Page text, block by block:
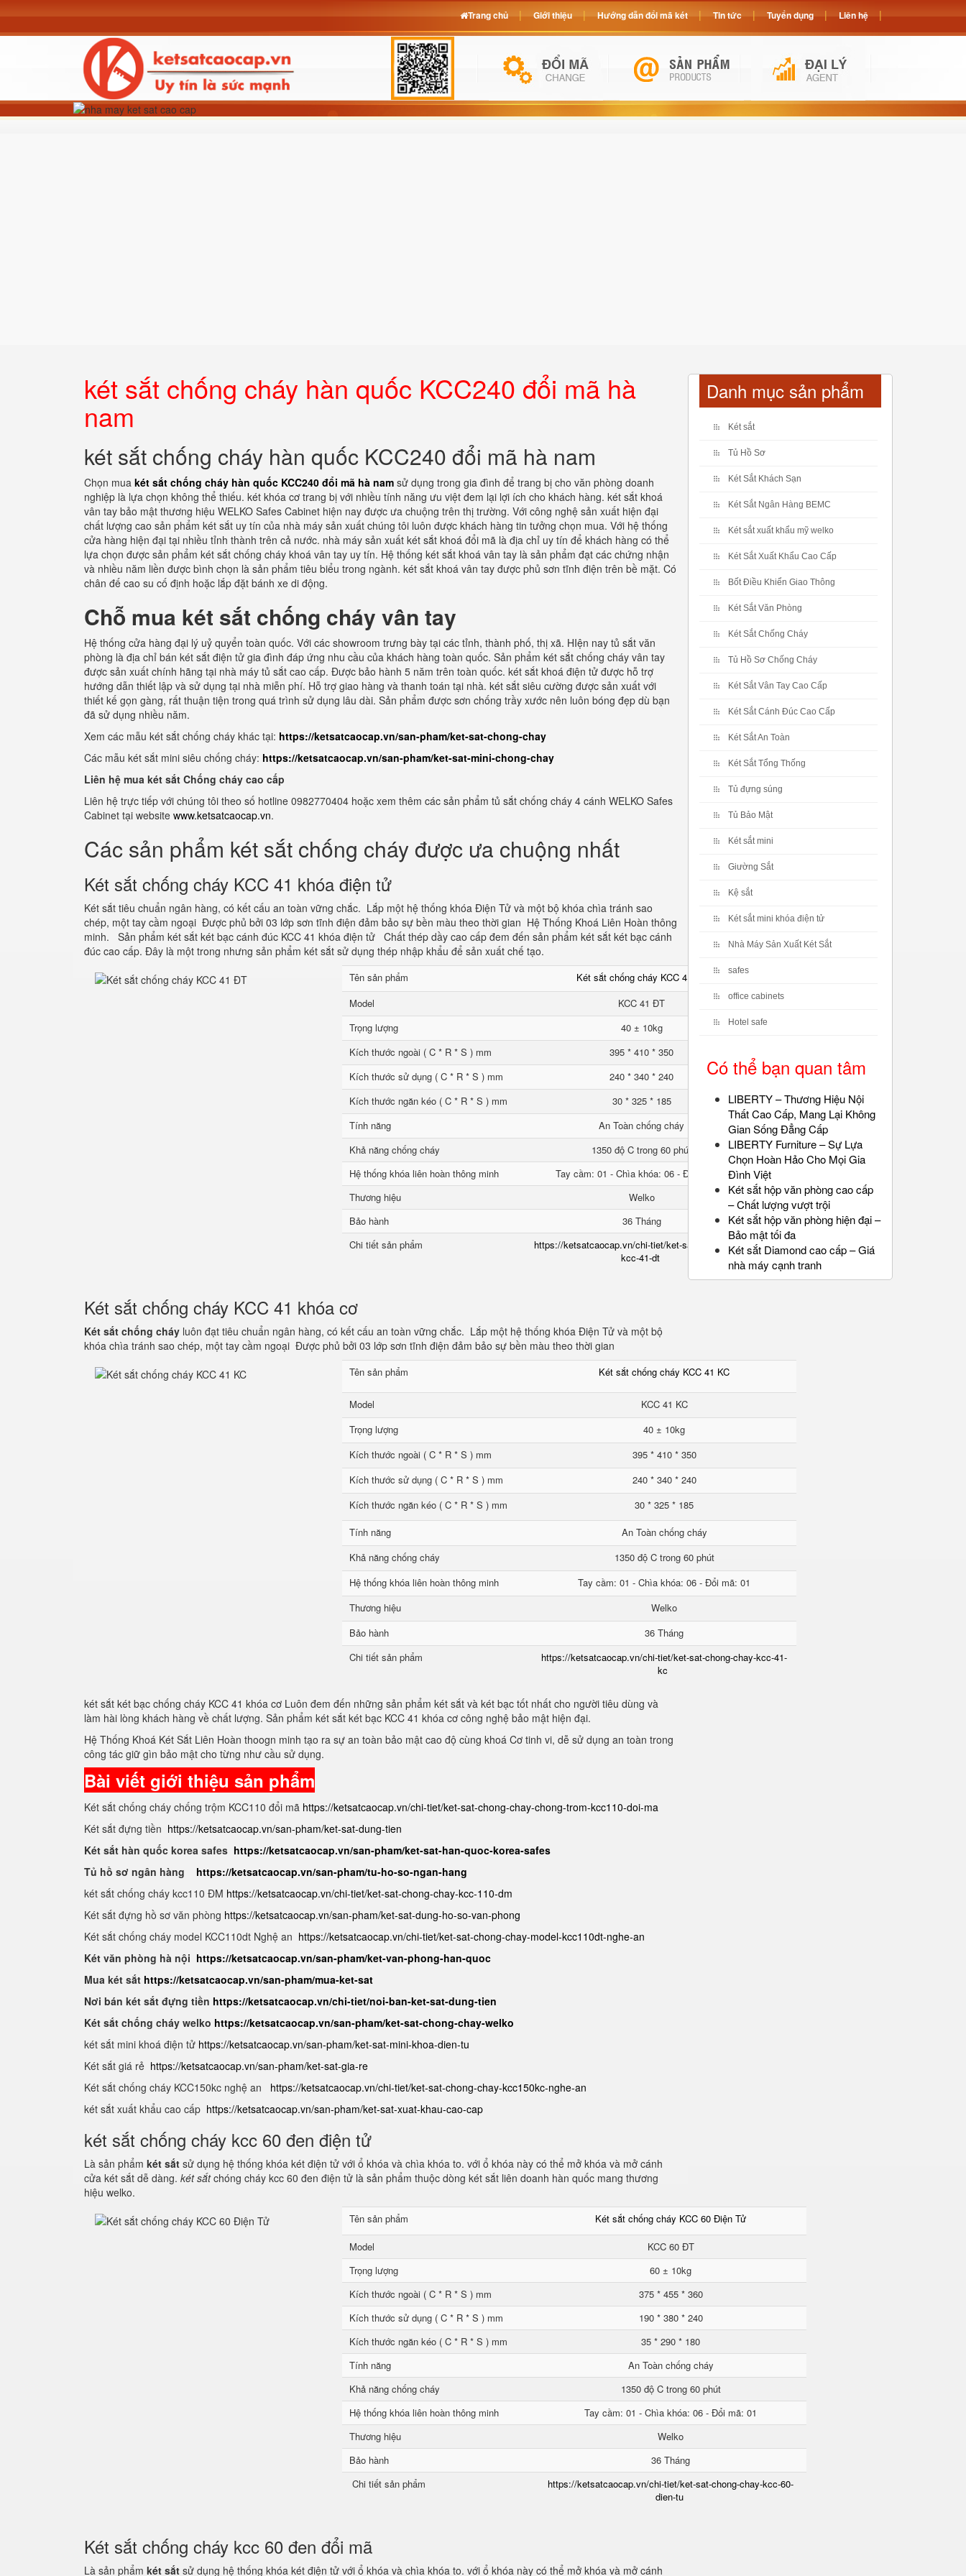
két sắt chống cháy hàn quốc KCC240 đổi mã hà
nam
két sắt chống cháy hàn quốc KCC240 đổi mã hà nam
Chọn mua két sắt chống cháy hàn quốc KCC240 đổi mã hà nam sử dụng trong gia đình để trang bị cho văn phòng doanh
nghiệp là lựa chọn không thể thiếu. két khóa cơ trang bị với nhiều tính năng ưu việt đem lại lợi ích cho khách hàng. két sắt khoá
vân tay bảo mật thương hiệu WELKO Safes Cabinet hiện nay được ưa chuộng trên thị trường. Với công nghệ sản xuất hiện đại
chất lượng cao sản phẩm két sắt uy tín của nhà máy sản xuất chúng tôi luôn được khách hàng tin tưởng chọn mua. Với hệ thống
cửa hàng hiện đại tại nhiều tỉnh thành trên cả nước. nhà máy sản xuất két sắt khoá đổi mã là địa chỉ uy tín để khách hàng có thể
lựa chọn được sản phẩm két sắt chống cháy khoá vân tay uy tín. Hệ thống két sắt khoá vân tay là sản phẩm đạt các chứng nhận
và nhiều năm liền được bình chọn là sản phẩm tiêu biểu trong ngành. két sắt khoá vân tay được phủ sơn tĩnh điện trên bề mặt. Có
chân đế cao su cố định hoặc lắp đặt bánh xe di động.
Chỗ mua két sắt chống cháy vân tay
Hệ thống cửa hàng đại lý uỷ quyển toàn quốc. Với các showroom trưng bày tại các tỉnh, thành phố, thị xã. HIện nay tủ sắt văn
phòng là địa chỉ bán két sắt điện tử gia đình đáp ứng nhu cầu của khách hàng toàn quốc. Sản phẩm két sắt chống cháy vân tay
được sản xuất chính hãng tại nhà máy tủ sắt cao cấp. Được bảo hành 5 năm trên toàn quốc. két sắt khoá điện tử được hỗ trợ
hướng dẫn thiết lập và sử dụng tại nhà miễn phí. Hỗ trợ giao hàng và thanh toán tại nhà. két sắt siêu cường được sản xuất với
thiết kế gọn gàng, rất thuận tiện trong quá trình sử dụng lâu dài. Sản phẩm được sơn chống trầy xước nên luôn bóng đẹp dù bạn
đã sử dụng nhiều năm.
Xem các mẫu két sắt chống cháy khác tại: https://ketsatcaocap.vn/san-pham/ket-sat-chong-chay
Các mẫu két sắt mini siêu chống cháy: https://ketsatcaocap.vn/san-pham/ket-sat-mini-chong-chay
Liên hệ mua két sắt Chống cháy cao cấp
Liên hệ trực tiếp với chúng tôi theo số hotline 0982770404 hoặc xem thêm các sản phẩm tủ sắt chống cháy 4 cánh WELKO Safes
Cabinet tại website www.ketsatcaocap.vn.
Các sản phẩm két sắt chống cháy được ưa chuộng nhất
Két sắt chống cháy KCC 41 khóa điện tử
Két sắt tiêu chuẩn ngân hàng, có kết cấu an toàn vững chắc. Lắp một hệ thống khóa Điện Tử và một bộ khóa chìa tránh sao
chép, một tay cầm ngoại Được phủ bởi 03 lớp sơn tĩnh điện đảm bảo sự bền màu theo thời gian Hệ Thống Khoá Liên Hoàn thông
minh. Sản phẩm két sắt két bạc cánh đúc KCC 41 khóa điện tử Chất thép dầy cao cấp đem đến sản phẩm két sắt két bạc cánh
đúc cao cấp. Đây là một trong nhưng sản phẩm két sắt sử dụng thép nhập khẩu để sản xuất chế tạo.
Tên sản phẩm
Két sắt chống cháy KCC 41 ĐT
Model
KCC 41 ĐT
Trọng lượng
40 ± 10kg
Kích thước ngoài ( C * R * S ) mm
395 * 410 * 350
Kích thước sử dụng ( C * R * S ) mm
240 * 340 * 240
Kích thước ngăn kéo ( C * R * S ) mm
30 * 325 * 185
Tính năng
An Toàn chống cháy
Khả năng chống cháy
1350 độ C trong 60 phút
Hệ thống khóa liên hoàn thông minh
Tay cầm: 01 - Chìa khóa: 06 - Đổi mã: 01
Thương hiệu
Welko
Bảo hành
36 Tháng
Chi tiết sản phẩm
https://ketsatcaocap.vn/chi-tiet/ket-sat-chong-chay-
kcc-41-dt
Két sắt chống cháy KCC 41 khóa cơ
Két sắt chống cháy luôn đạt tiêu chuẩn ngân hàng, có kết cấu an toàn vững chắc. Lắp một hệ thống khóa Điện Tử và một bộ
khóa chìa tránh sao chép, một tay cầm ngoại Được phủ bởi 03 lớp sơn tĩnh điện đảm bảo sự bền màu theo thời gian
Tên sản phẩm Két sắt chống cháy KCC 41 KC
Model
KCC 41 KC
Trọng lượng
40 ± 10kg
Kích thước ngoài ( C * R * S ) mm
395 * 410 * 350
Kích thước sử dụng ( C * R * S ) mm
240 * 340 * 240
Kích thước ngăn kéo ( C * R * S ) mm
30 * 325 * 185
Tính năng
An Toàn chống cháy
Khả năng chống cháy
1350 độ C trong 60 phút
Hệ thống khóa liên hoàn thông minh
Tay cầm: 01 - Chìa khóa: 06 - Đổi mã: 01
Thương hiệu
Welko
Bảo hành
36 Tháng
Chi tiết sản phẩm
https://ketsatcaocap.vn/chi-tiet/ket-sat-chong-chay-kcc-41-
kc
két sắt két bạc chống cháy KCC 41 khóa cơ Luôn đem đến những sản phẩm két sắt và két bạc tốt nhất cho người tiêu dùng và
làm hài lòng khách hàng về chất lượng. Sản phẩm két sắt két bạc KCC 41 khóa cơ công nghệ bảo mật hiện đại.
Hệ Thống Khoá Két Sắt Liên Hoàn thoogn minh tạo ra sự an toàn bảo mật cao độ cùng khoá Cơ tinh vi, dễ sử dụng an toàn trong
công tác giữ gìn bảo mật cho từng như cầu sử dụng.
Bài viết giới thiệu sản phẩm
Két sắt chống cháy chống trộm KCC110 đổi mã https://ketsatcaocap.vn/chi-tiet/ket-sat-chong-chay-chong-trom-kcc110-doi-ma
Két sắt đựng tiền https://ketsatcaocap.vn/san-pham/ket-sat-dung-tien
Két sắt hàn quốc korea safes https://ketsatcaocap.vn/san-pham/ket-sat-han-quoc-korea-safes
Tủ hồ sơ ngân hàng https://ketsatcaocap.vn/san-pham/tu-ho-so-ngan-hang
két sắt chống cháy kcc110 ĐM https://ketsatcaocap.vn/chi-tiet/ket-sat-chong-chay-kcc-110-dm
Két sắt đựng hồ sơ văn phòng https://ketsatcaocap.vn/san-pham/ket-sat-dung-ho-so-van-phong
Két sắt chống cháy model KCC110dt Nghệ an https://ketsatcaocap.vn/chi-tiet/ket-sat-chong-chay-model-kcc110dt-nghe-an
Két văn phòng hà nội https://ketsatcaocap.vn/san-pham/ket-van-phong-han-quoc
Mua két sắt https://ketsatcaocap.vn/san-pham/mua-ket-sat
Nơi bán két sắt đựng tiền https://ketsatcaocap.vn/chi-tiet/noi-ban-ket-sat-dung-tien
Két sắt chống cháy welko https://ketsatcaocap.vn/san-pham/ket-sat-chong-chay-welko
két sắt mini khoá điện tử https://ketsatcaocap.vn/san-pham/ket-sat-mini-khoa-dien-tu
Két sắt giá rẻ https://ketsatcaocap.vn/san-pham/ket-sat-gia-re
Két sắt chống cháy KCC150kc nghệ an https://ketsatcaocap.vn/chi-tiet/ket-sat-chong-chay-kcc150kc-nghe-an
két sắt xuất khẩu cao cấp https://ketsatcaocap.vn/san-pham/ket-sat-xuat-khau-cao-cap
két sắt chống cháy kcc 60 đen điện tử
Là sản phẩm két sắt sử dụng hệ thống khóa két điện tử với ổ khóa và chìa khóa to. với ổ khóa này có thể mở khóa và mở cánh
cửa két sắt dễ dàng. két sắtchóng cháy kcc 60 đen điện tử là sản phẩm thuộc dòng két sắt liên doanh hàn quốc mang thương
hiệu welko.
Tên sản phẩm Két sắt chống cháy KCC 60 Điện Tử
Model
KCC 60 ĐT
Trọng lượng
60 ± 10kg
Kích thước ngoài ( C * R * S ) mm
375 * 455 * 360
Kích thước sử dụng ( C * R * S ) mm
190 * 380 * 240
Kích thước ngăn kéo ( C * R * S ) mm
35 * 290 * 180
Tính năng
An Toàn chống cháy
Khả năng chống cháy
1350 độ C trong 60 phút
Hệ thống khóa liên hoàn thông minh
Tay cầm: 01 - Chìa khóa: 06 - Đổi mã: 01
Thương hiệu
Welko
Bảo hành
36 Tháng
Chi tiết sản phẩm
https://ketsatcaocap.vn/chi-tiet/ket-sat-chong-chay-kcc-60-
dien-tu
Két sắt chống cháy kcc 60 đen đổi mã
Là sản phẩm két sắt sử dụng hệ thống khóa két điện tử với ổ khóa và chìa khóa to. với ổ khóa này có thể mở khóa và mở cánh
Danh mục sản phẩm
Két sắt
Tủ Hồ Sơ
Két Sắt Khách Sạn
Két Sắt Ngân Hàng BEMC
Két sắt xuất khẩu mỹ welko
Két Sắt Xuất Khẩu Cao Cấp
Bốt Điều Khiển Giao Thông
Két Sắt Văn Phòng
Két Sắt Chống Cháy
Tủ Hồ Sơ Chống Cháy
Két Sắt Vân Tay Cao Cấp
Két Sắt Cánh Đúc Cao Cấp
Két Sắt An Toàn
Két Sắt Tổng Thống
Tủ đựng súng
Tủ Bảo Mật
Két sắt mini
Giường Sắt
Kệ sắt
Két sắt mini khóa điện tử
Nhà Máy Sản Xuất Két Sắt
safes
office cabinets
Hotel safe
Có thể bạn quan tâm
LIBERTY – Thương Hiệu Nội
Thất Cao Cấp, Mang Lại Không
Gian Sống Đẳng Cấp
LIBERTY Furniture – Sự Lựa
Chọn Hoàn Hảo Cho Mọi Gia
Đình Việt
Két sắt hộp văn phòng cao cấp
– Chất lượng vượt trội
Két sắt hộp văn phòng hiện đại –
Bảo mật tối đa
Két sắt Diamond cao cấp – Giá
nhà máy cạnh tranh
Trang chủ Giới thiệu Hướng dẫn đổi mã két Tin tức Tuyển dụng Liên hệ